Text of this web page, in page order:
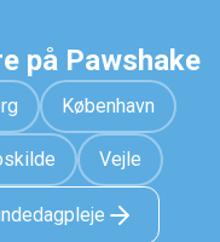
på Pawshake
København
Vejle